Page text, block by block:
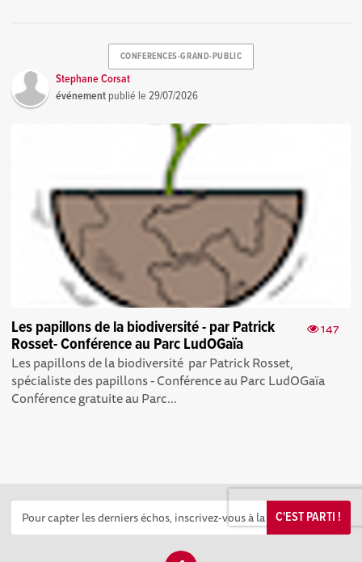
CONFERENCES-GRAND-PUBLIC
Stephane Corsat
événement publié le29/07/2026
147
Les papillons de la biodiversité - par Patrick
Rosset- Conférence au Parc LudOGaïa
Les papillons de la biodiversité par Patrick Rosset,
spécialiste des papillons - Conférence au Parc LudOGaïa
Conférence gratuite au Parc...
C'EST PARTI !